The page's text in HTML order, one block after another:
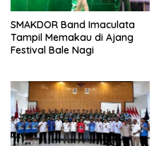
SMAKDOR Band Imaculata
Tampil Memakau di Ajang
Festival Bale Nagi